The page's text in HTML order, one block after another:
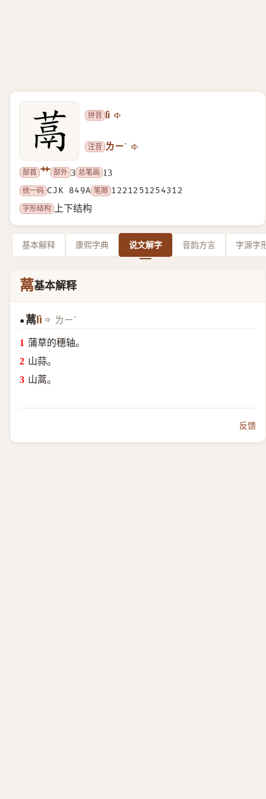
拼音 lì
注音 ㄌㄧˋ
部首 艹 部外 3 总笔画 13
统一码 CJK 849A 笔顺 1221251254312
字形结构
上下结构
基本解释 康熙字典 说文解字 音韵方言 字源字
蒚基本解释
● 蒚 lì ㄌㄧˋ
蒲草的穗轴。
山蒜。
山蒿。
反馈